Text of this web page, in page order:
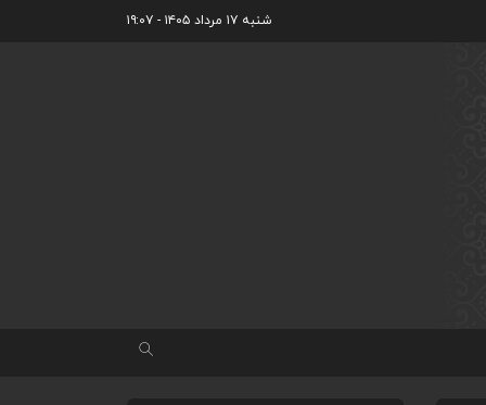
شنبه ۱۷ مرداد ۱۴۰۵ - ۱۹:۰۷